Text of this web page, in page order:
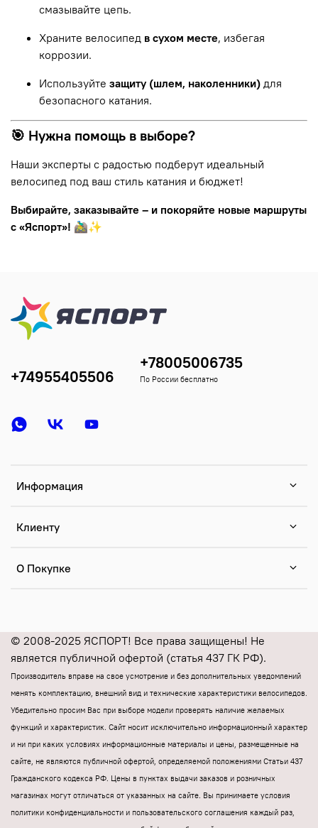
смазывайте цепь.
Храните велосипед в сухом месте, избегая
коррозии.
Используйте защиту (шлем, наколенники) для
безопасного катания.
🎯 Нужна помощь в выборе?
Наши эксперты с радостью подберут идеальный
велосипед под ваш стиль катания и бюджет!
Выбирайте, заказывайте – и покоряйте новые маршруты
с «Яспорт»! 🚵‍♂️✨
Информация
Клиенту
О Покупке
+74955405506
+78005006735
По России бесплатно
© 2008-2025 ЯСПОРТ! Все права защищены! Не
является публичной офертой (статья 437 ГК РФ).
Производитель вправе на свое усмотрение и без дополнительных уведомлений
менять комплектацию, внешний вид и технические характеристики велосипедов.
Убедительно просим Вас при выборе модели проверять наличие желаемых
функций и характеристик. Cайт носит исключительно информационный характер
и ни при каких условиях информационные материалы и цены, размещенные на
сайте, не являются публичной офертой, определяемой положениями Статьи 437
Гражданского кодекса РФ. Цены в пунктах выдачи заказов и розничных
магазинах могут отличаться от указанных на сайте. Вы принимаете условия
политики конфиденциальности и пользовательского соглашения каждый раз,